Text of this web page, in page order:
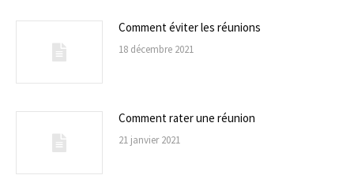
Comment éviter les réunions
18 décembre 2021
Comment rater une réunion
21 janvier 2021